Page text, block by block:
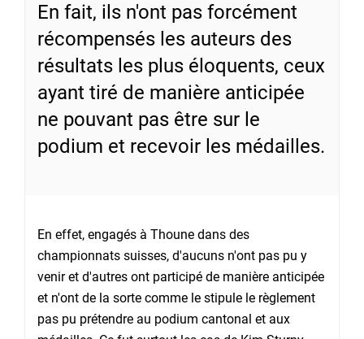
En fait, ils n'ont pas forcément
récompensés les auteurs des
résultats les plus éloquents, ceux
ayant tiré de manière anticipée
ne pouvant pas être sur le
podium et recevoir les médailles.
En effet, engagés à Thoune dans des
championnats suisses, d'aucuns n'ont pas pu y
venir et d'autres ont participé de manière anticipée
et n'ont de la sorte comme le stipule le règlement
pas pu prétendre au podium cantonal et aux